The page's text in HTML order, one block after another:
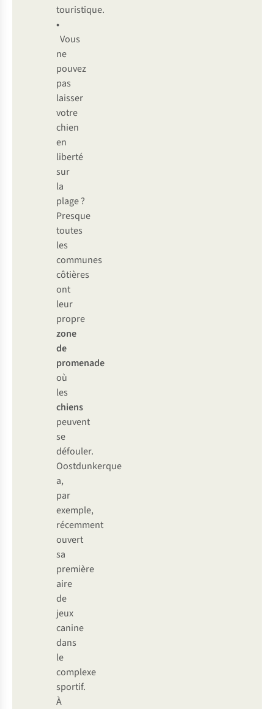
touristique.
•
Vous
ne
pouvez
pas
laisser
votre
chien
en
liberté
sur
la
plage ?
Presque
toutes
les
communes
côtières
ont
leur
propre
zone
de
promenade
où
les
chiens
peuvent
se
défouler.
Oostdunkerque
a,
par
exemple,
récemment
ouvert
sa
première
aire
de
jeux
canine
dans
le
complexe
sportif.
À